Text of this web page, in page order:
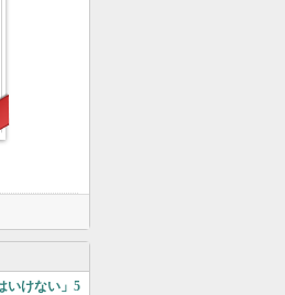
いけない」5